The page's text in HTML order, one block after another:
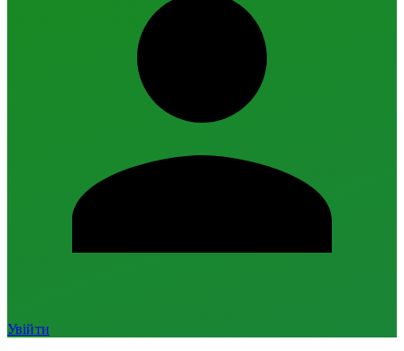
Увійти